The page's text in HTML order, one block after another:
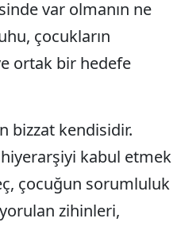
var olmanın ne
çocukların
ortak bir hedefe
bizzat kendisidir.
kabul etmek
çocuğun sorumluluk
zihinleri,